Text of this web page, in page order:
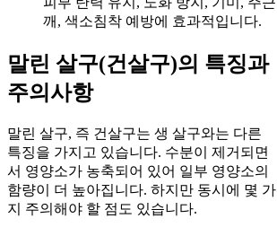
깨, 색소침착 예방에 효과적입니다.
말린 살구(건살구)의 특징과
주의사항
말린 살구, 즉 건살구는 생 살구와는 다른
특징을 가지고 있습니다. 수분이 제거되면
서 영양소가 농축되어 있어 일부 영양소의
함량이 더 높아집니다. 하지만 동시에 몇 가
지 주의해야 할 점도 있습니다.